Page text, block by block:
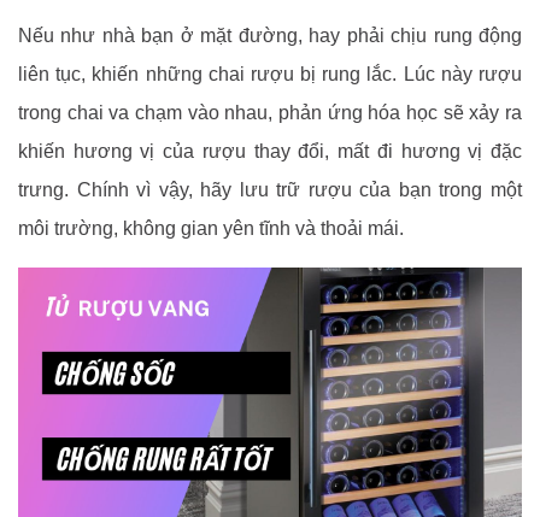
Nếu như nhà bạn ở mặt đường, hay phải chịu rung động
liên tục, khiến những chai rượu bị rung lắc. Lúc này rượu
trong chai va chạm vào nhau, phản ứng hóa học sẽ xảy ra
khiến hương vị của rượu thay đổi, mất đi hương vị đặc
trưng. Chính vì vậy, hãy lưu trữ rượu của bạn trong một
môi trường, không gian yên tĩnh và thoải mái.